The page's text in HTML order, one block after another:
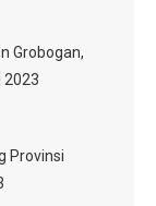
Grobogan,
2023
Provinsi